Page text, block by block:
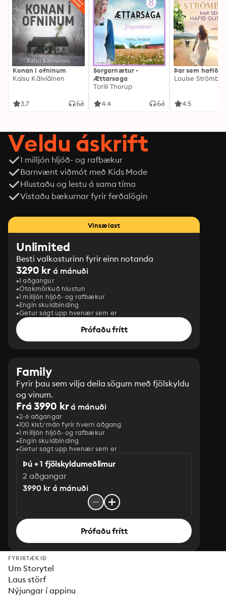
Konan í ofninum
Kaisu Kälviäinen
3.7
Sorgarnætur -
Ættarsaga
Torill Thorup
4.4
Þar sem hafið
Louise
4.5
Veldu áskrift
1 milljón hljóð- og rafbækur
Barnvænt viðmót með Kids Mode
Hlustaðu og lestu á sama tíma
Vistaðu bækurnar fyrir ferðalögin
Vinsælast
Unlimited
Besti valkosturinn fyrir einn notanda
3290 kr á mánuði
1 aðgangur
Ótakmörkuð hlustun
1 milljón hljóð- og rafbækur
Engin skuldbinding
Getur sagt upp hvenær sem er
Prófaðu frítt
Family
Fyrir þau sem vilja deila sögum með fjölskyldu
og vinum.
Frá 3990 krá mánuði
2-6 aðgangar
100 klst/mán fyrir hvern aðgang
1 milljón hljóð- og rafbækur
‎Engin skuldbinding
Getur sagt upp hvenær sem er
Þú + 1 fjölskyldumeðlimur
2 aðgangar
3990 kr á mánuði
Prófaðu frítt
FYRIRTÆKIÐ
Um Storytel
Laus störf
Nýjungar í appinu